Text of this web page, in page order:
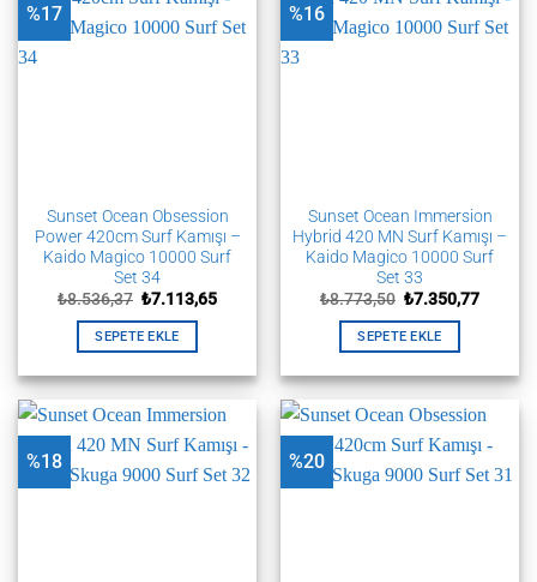
%17
Sunset Ocean Obsession
Power 420cm Surf Kamışı –
Kaido Magico 10000 Surf
Set 34
₺8.536,37 Orijinal
₺8.536,37.
₺7.113,65Şu
SEPETE EKLE
%16
Sunset Ocean Immersion
Hybrid 420 MN Surf Kamışı –
Kaido Magico 10000 Surf
Set 33
₺8.773,50 Orijinal
₺8.773,50.
₺7.350,77Şu
SEPETE EKLE
%18 %20